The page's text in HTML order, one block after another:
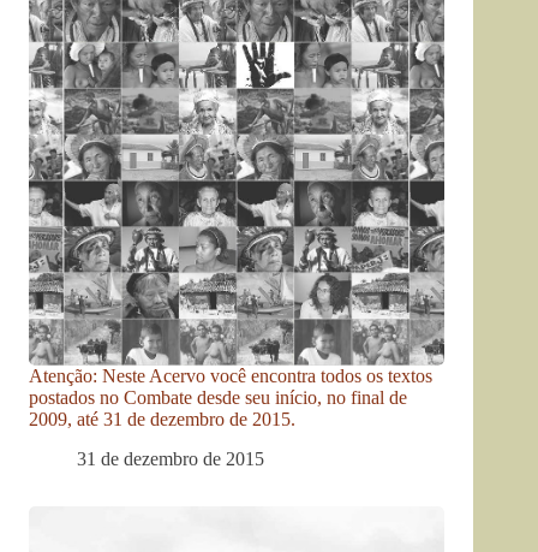
Atenção: Neste Acervo você encontra todos os textos
postados no Combate desde seu início, no final de
2009, até 31 de dezembro de 2015.
31 de dezembro de 2015